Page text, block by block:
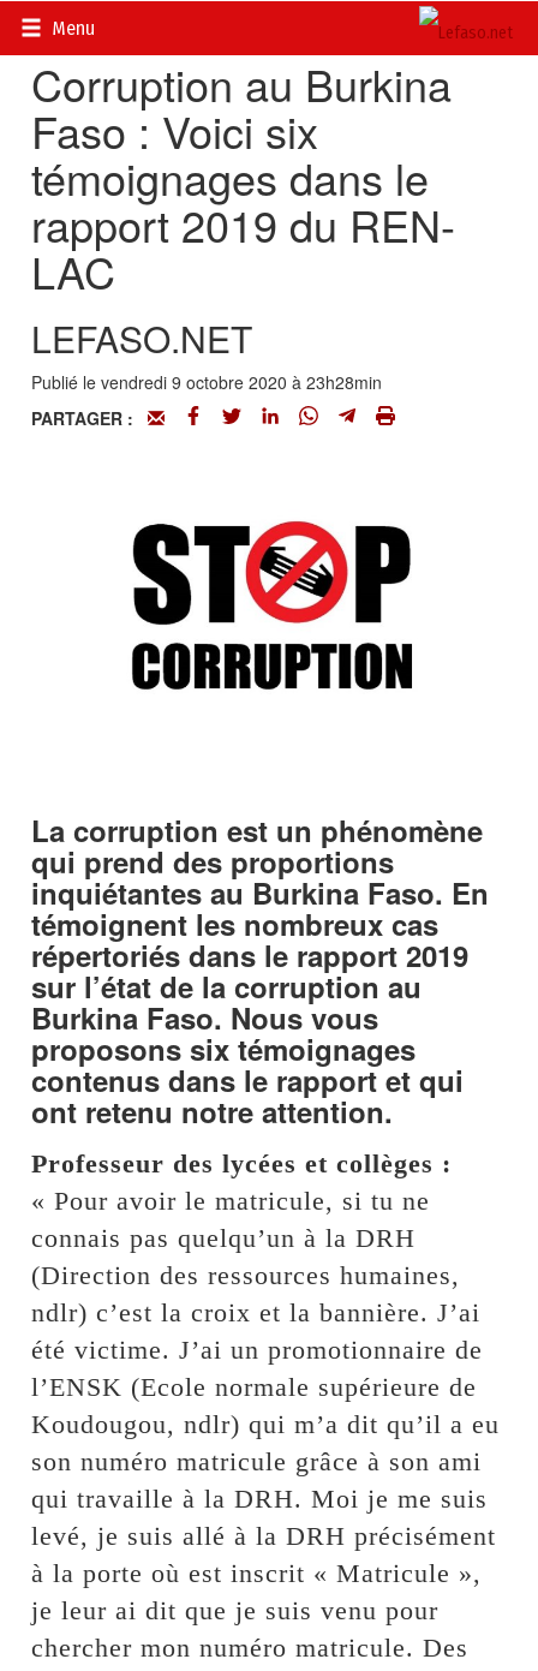
Menu
Accueil>
Corruption au Burkina
Faso : Voici six
témoignages dans le
rapport 2019 du REN-
LAC
LEFASO.NET
Publié le vendredi 9 octobre 2020 à 23h28min
PARTAGER :
La corruption est un phénomène
qui prend des proportions
inquiétantes au Burkina Faso. En
témoignent les nombreux cas
répertoriés dans le rapport 2019
sur l’état de la corruption au
Burkina Faso. Nous vous
proposons six témoignages
contenus dans le rapport et qui
ont retenu notre attention.
Professeur des lycées et collèges :
« Pour avoir le matricule, si tu ne
connais pas quelqu’un à la DRH
(Direction des ressources humaines,
ndlr) c’est la croix et la bannière. J’ai
été victime. J’ai un promotionnaire de
l’ENSK (Ecole normale supérieure de
Koudougou, ndlr) qui m’a dit qu’il a eu
son numéro matricule grâce à son ami
qui travaille à la DRH. Moi je me suis
levé, je suis allé à la DRH précisément
à la porte où est inscrit « Matricule »,
je leur ai dit que je suis venu pour
chercher mon numéro matricule. Des